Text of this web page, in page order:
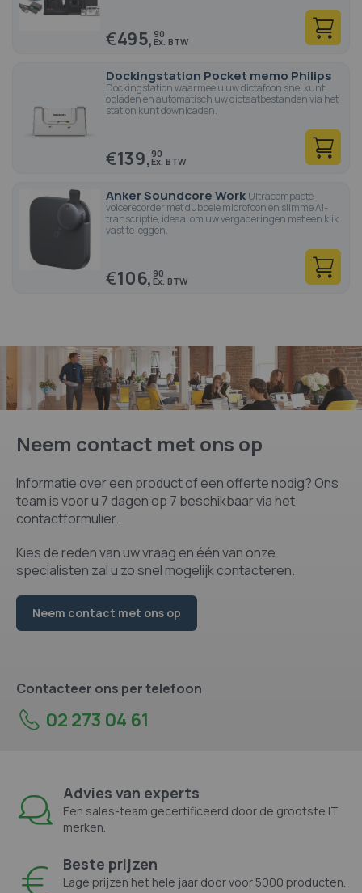
€495, 90
Dockingstation Pocket memo Philips
Dockingstation waarmee u uw dictafoon snel kunt
opladen en automatisch uw dictaatbestanden via het
station kunt downloaden.
€139,90
Anker Soundcore Work Ultracompacte
voicerecorder met dubbele microfoon en slimme AI-
transcriptie, ideaal om uw vergaderingen met één klik
vast te leggen.
€106, 90
Neem contact met ons op
Informatie over een product of een offerte nodig? Ons
team is voor u 7 dagen op 7 beschikbaar via het
contactformulier.
Kies de reden van uw vraag en één van onze
specialisten zal u zo snel mogelijk contacteren.
Neem contact met ons op
Contacteer ons per telefoon
02 273 04 61
Advies van experts
Een sales-team gecertificeerd door de grootste IT
merken.
Beste prijzen
Lage prijzen het hele jaar door voor 5000 producten.